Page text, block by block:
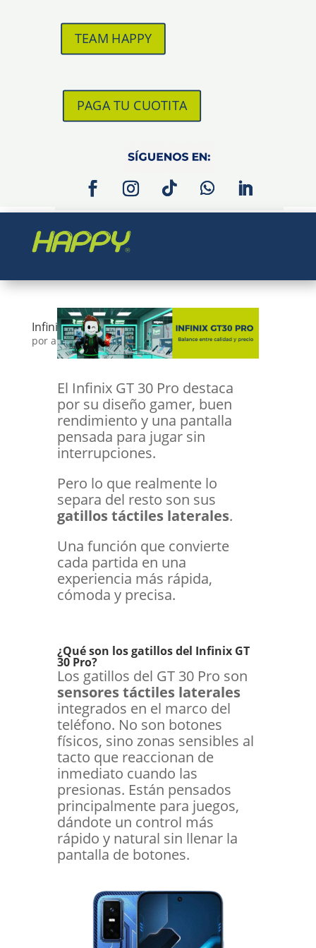
TEAM HAPPY
PAGA TU CUOTITA
Infinix GT30 PRO GATILLOS
por admin|Dic 16, 2025|Happy Tips
El Infinix GT 30 Pro destaca
por su diseño gamer, buen
rendimiento y una pantalla
pensada para jugar sin
interrupciones.
Pero lo que realmente lo
separa del resto son sus
gatillos táctiles laterales.
Una función que convierte
cada partida en una
experiencia más rápida,
cómoda y precisa.
¿Qué son los gatillos del Infinix GT
30 Pro?
Los gatillos del GT 30 Pro son
sensores táctiles laterales
integrados en el marco del
teléfono. No son botones
físicos, sino zonas sensibles al
tacto que reaccionan de
inmediato cuando las
presionas. Están pensados
principalmente para juegos,
dándote un control más
rápido y natural sin llenar la
pantalla de botones.